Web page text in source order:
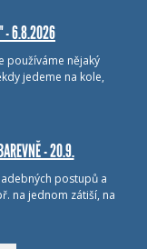
- 6.8.2026
používáme nějaký
jedeme na kole,
- 20.9.
postupů a
na jednom zátiší, na